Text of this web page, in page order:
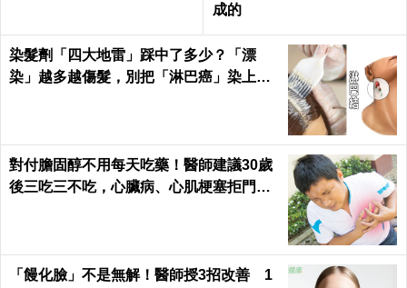
成的
染髮劑「四大地雷」踩中了多少？「漂
染」越多越傷髮，別把「淋巴癌」染上
對付膽固醇不用每天吃藥！醫師建議30歲
後三吃三不吃，心臟病、心肌梗塞拒門外
「饅化臉」不是無解！醫師授3招改善 1